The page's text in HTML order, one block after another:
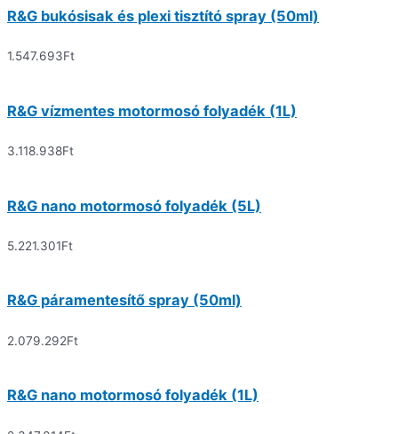
R&G bukósisak és plexi tisztító spray (50ml)
1.547.693Ft
R&G vízmentes motormosó folyadék (1L)
3.118.938Ft
R&G nano motormosó folyadék (5L)
5.221.301Ft
R&G páramentesítő spray (50ml)
2.079.292Ft
R&G nano motormosó folyadék (1L)